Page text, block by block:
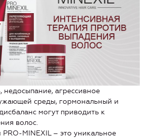
недосыпание, агрессивное
среды, гормональный и
могут приводить к
волос.
MINEXIL – это уникальное